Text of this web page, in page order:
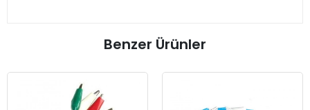
Benzer Ürünler